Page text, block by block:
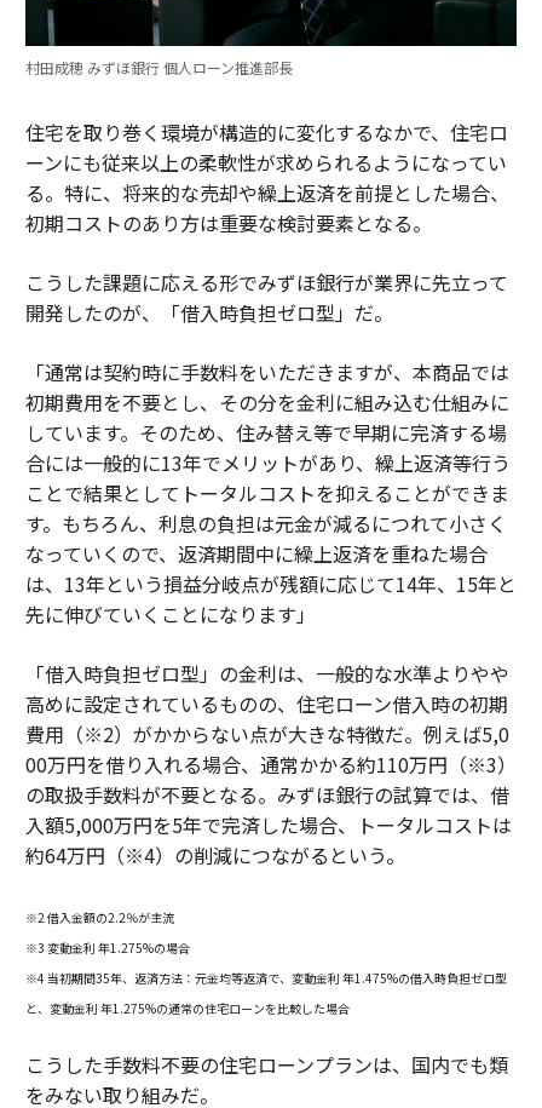
村田成穂 みずほ銀行 個人ローン推進部長
住宅を取り巻く環境が構造的に変化するなかで、住宅ロ
ーンにも従来以上の柔軟性が求められるようになってい
る。特に、将来的な売却や繰上返済を前提とした場合、
初期コストのあり方は重要な検討要素となる。
こうした課題に応える形でみずほ銀行が業界に先立って
開発したのが、「借入時負担ゼロ型」だ。
「通常は契約時に手数料をいただきますが、本商品では
初期費用を不要とし、その分を金利に組み込む仕組みに
しています。そのため、住み替え等で早期に完済する場
合には一般的に13年でメリットがあり、繰上返済等行う
ことで結果としてトータルコストを抑えることができま
す。もちろん、利息の負担は元金が減るにつれて小さく
なっていくので、返済期間中に繰上返済を重ねた場合
は、13年という損益分岐点が残額に応じて14年、15年と
先に伸びていくことになります」
「借入時負担ゼロ型」の金利は、一般的な水準よりやや
高めに設定されているものの、住宅ローン借入時の初期
費用（※2）がかからない点が大きな特徴だ。例えば5,0
00万円を借り入れる場合、通常かかる約110万円（※3）
の取扱手数料が不要となる。みずほ銀行の試算では、借
入額5,000万円を5年で完済した場合、トータルコストは
約64万円（※4）の削減につながるという。
※2 借入金額の2.2％が主流
※3 変動金利 年1.275%の場合
※4 当初期間35年、返済方法：元金均等返済で、変動金利 年1.475%の借入時負担ゼロ型
と、変動金利 年1.275%の通常の住宅ローンを比較した場合
こうした手数料不要の住宅ローンプランは、国内でも類
をみない取り組みだ。